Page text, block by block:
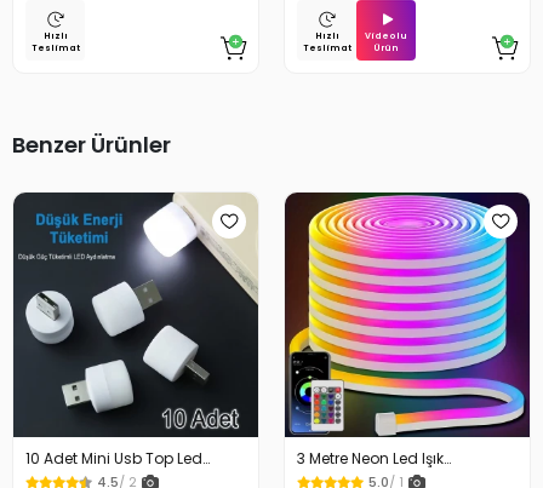
Hızlı
Teslimat
Hızlı
Teslimat
Videolu
Ürün
Benzer Ürünler
10 Adet Mini Usb Top Led
Aydınlatma Seti Gece
4.5/ 2
3 Metre Neon Led Işık
Kumandalı Esnek Dekoratif
5.0/ 1